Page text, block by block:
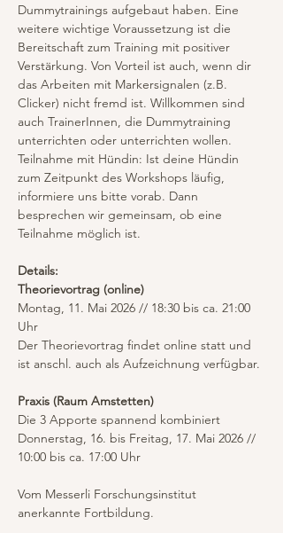
Dummytrainings aufgebaut haben. Eine
weitere wichtige Voraussetzung ist die
Bereitschaft zum Training mit positiver
Verstärkung. Von Vorteil ist auch, wenn dir
das Arbeiten mit Markersignalen (z.B.
Clicker) nicht fremd ist. Willkommen sind
auch TrainerInnen, die Dummytraining
unterrichten oder unterrichten wollen.
Teilnahme mit Hündin: Ist deine Hündin
zum Zeitpunkt des Workshops läufig,
informiere uns bitte vorab. Dann
besprechen wir gemeinsam, ob eine
Teilnahme möglich ist.
Details:
Theorievortrag (online)
Montag, 11. Mai 2026 // 18:30 bis ca. 21:00
Uhr
Der Theorievortrag findet online statt und
ist anschl. auch als Aufzeichnung verfügbar.
Praxis (Raum Amstetten)
Die 3 Apporte spannend kombiniert
Donnerstag, 16. bis Freitag, 17. Mai 2026 //
10:00 bis ca. 17:00 Uhr
Vom Messerli Forschungsinstitut
anerkannte Fortbildung.